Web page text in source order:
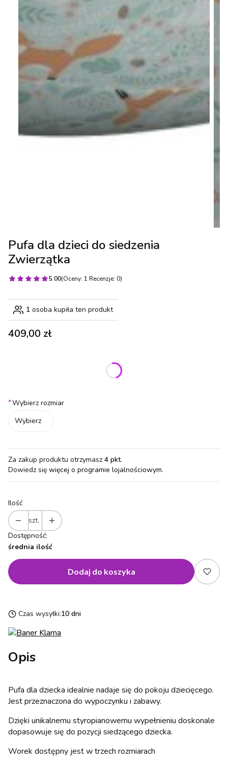
Pufa dla dzieci do siedzenia
Zwierzątka
5.00(Oceny: 1 Recenzje: 0)
1 osoba kupiła ten produkt
Cena
409,00 zł
Poszczególne warianty mogą różnić się ceną
*Wybierz rozmiar
Wybierz
Za zakup produktu otrzymasz 4 pkt.
Dowiedz się więcej o programie lojalnościowym.
Ilość
szt.
Dostępność:
średnia ilość
Dodaj do koszyka
Czas wysyłki:10 dni
Opis
Pufa dla dziecka idealnie nadaje się do pokoju dziecięcego.
Jest przeznaczona do wypoczynku i zabawy.
Dzięki unikalnemu styropianowemu wypełnieniu doskonale
dopasowuje się do pozycji siedzącego dziecka.
Worek dostępny jest w trzech rozmiarach